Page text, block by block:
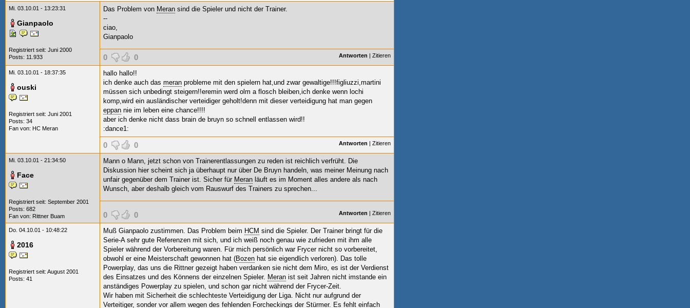
Mi. 03.10.01 - 13:23:31
Gianpaolo
Registriert seit: Juni 2000
Posts: 11.933
Das Problem von Meran sind die Spieler und nicht der Trainer.
--
ciao,
Gianpaolo
0 0 Antworten | Zitieren
Mi. 03.10.01 - 18:37:35
ouski
Registriert seit: Juni 2001
Posts: 34
Fan von: HC Meran
hallo hallo!!
ich denke auch das meran probleme mit den spielern hat,und zwar gewaltige!!!figliuzzi,martini
müssen sich unbedingt steigern!!eremin werd olm a flosch bleiben,ich denke wenn lochi
komp,wird ein ausländischer verteidiger geholt!denn mit dieser verteidigung hat man gegen
eppan nie im leben eine chance!!!!
aber ich denke nicht dass brain de bruyn so schnell entlassen wird!!
:dance1:
0 0 Antworten | Zitieren
Mi. 03.10.01 - 21:34:50
Face
Registriert seit: September 2001
Posts: 682
Fan von: Rittner Buam
Mann o Mann, jetzt schon von Trainerentlassungen zu reden ist reichlich verfrüht. Die
Diskussion hier scheint sich ja überhaupt nur über De Bruyn handeln, was meiner Meinung nach
unfair gegenüber dem Trainer ist. Sicher für Meran läuft es im Moment alles andere als nach
Wunsch, aber deshalb gleich vom Rauswurf des Trainers zu sprechen...
0 0 Antworten | Zitieren
Do. 04.10.01 - 10:48:22
2016
Registriert seit: August 2001
Posts: 41
Muß Gianpaolo zustimmen. Das Problem beim HCM sind die Spieler. Der Trainer bringt für die
Serie-A sehr gute Referenzen mit sich, und ich weiß noch genau wie zufrieden mit ihm alle
Spieler während der Vorbereitung waren. Für mich persönlich war Frycer nicht so vorbereitet,
obwohl er eine Meisterschaft gewonnen hat (Bozen hat sie eigendlich verloren). Das tolle
Powerplay, das uns die Rittner gezeigt haben verdanken sie nicht dem Miro, es ist der Verdienst
des Einsatzes und des Könnens der einzelnen Spieler. Meran ist seit Jahren nicht imstande ein
anständiges Powerplay zu spielen, und schon gar nicht während der Frycer-Zeit.
Wir haben mit Sicherheit die schlechteste Verteidigung der Liga. Nicht nur aufgrund der
Verteitiger, sonder vor allem wegen des fehlenden Forcheckings der Stürmer. Es fehlt einfach